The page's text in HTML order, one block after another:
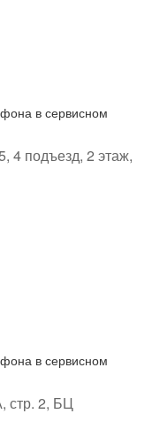
в сервисном
4 подъезд, 2 этаж,
в сервисном
стр. 2, БЦ